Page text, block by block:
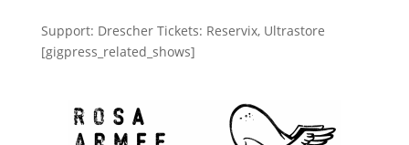
Support: Drescher Tickets: Reservix, Ultrastore
[gigpress_related_shows]